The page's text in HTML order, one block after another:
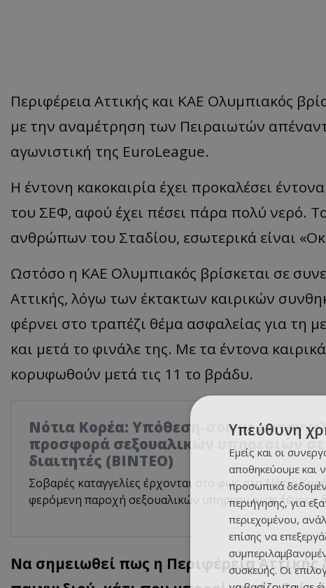
Περιφέρεια Αττικής και ΚΑΕ Ολυμπιακός
με την αναμέτρηση των Πειραιωτών
αγωνιστική της EuroLeague.
Η έντονη κακοκαιρία έχει προκαλέσει
του ΣΕΦ, αφού έχει πέσει πάρα πολύ νερό.
ανθρώπων του Σταδίου, εσωτερικά είναι
Ωστόσο η ΚΑΕ Ολυμπιακός βρίσκεται σε
Αττικής, λόγω των έκτακτων καιρικών
φέρνει στο τραπέζι θέμα ασφαλείας για τη
και μετά το φινάλε της. Με τα έντονα
κορυφωθούν μετά τις 11 το βράδυ.
Νότια Κορέα: Υπόθεση-σοκ με
προσφορά σεξουαλικών υπηρεσιών σε
διαιτητές (BINTEO)
Σοβαρές καταγγελίες έρχονται στο φως στη Νότια
φερόμενη παροχή σεξουαλικών υπηρεσιών σε ξένους
Να σημειωθεί πως η Περιφέρεια
Υπεύθυνη
Εμείς και οι
αποθηκεύουμε και
προσωπικά
περιήγησης, για
περιεχομένου,
επίσης να
συσκευής. Οι